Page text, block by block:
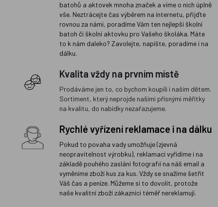
batohů a aktovek mnoha značek a víme o nich úplně
vše. Neztrácejte čas výběrem na internetu, přijďte
rovnou za námi, poradíme Vám ten nejlepší školní
batoh či školní aktovku pro Vašeho školáka. Máte
to k nám daleko? Zavolejte, napište, poradíme i na
dálku.
Kvalita vždy na prvním místě
Prodáváme jen to, co bychom koupili i našim dětem.
Sortiment, který neprojde našimi přísnými měřítky
na kvalitu, do nabídky nezařazujeme.
Rychlé vyřízení reklamace i na dálku
Pokud to povaha vady umožňuje (zjevná
neopravitelnost výrobku), reklamaci vyřídíme i na
základě pouhého zaslání fotografií na náš email a
vyměníme zboží kus za kus. Vždy se snažíme šetřit
Váš čas a peníze. Můžeme si to dovolit, protože
naše kvalitní zboží zákazníci téměř nereklamují.